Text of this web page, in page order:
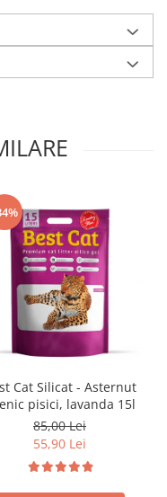
Cat Silicat - Asternut
pisici, lavanda 15l
85,00 Lei
55,90 Lei